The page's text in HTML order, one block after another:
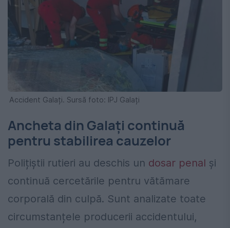
Accident Galați. Sursă foto: IPJ Galați
Ancheta din Galați continuă
pentru stabilirea cauzelor
Polițiștii rutieri au deschis un dosar penal și
continuă cercetările pentru vătămare
corporală din culpă. Sunt analizate toate
circumstanțele producerii accidentului,